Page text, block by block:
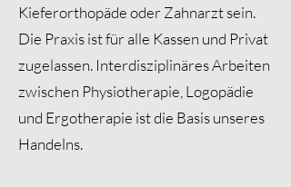
Kieferorthopäde oder Zahnarzt sein.
Die Praxis ist für alle Kassen und Privat
zugelassen. Interdisziplinäres Arbeiten
zwischen Physiotherapie, Logopädie
und Ergotherapie ist die Basis unseres
Handelns.